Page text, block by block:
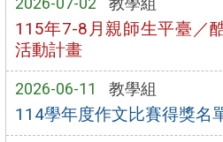
115年7-8月親師生平臺／
活動計畫
2026-06-11 教學組
114學年度作文比賽得獎名